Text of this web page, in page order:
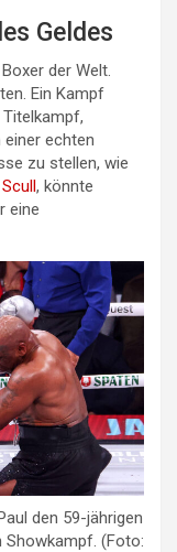
Geldes
der Welt.
Ein Kampf
einer echten
zu stellen, wie
, könnte
eine
den 59-jährigen
Showkampf. (Foto: